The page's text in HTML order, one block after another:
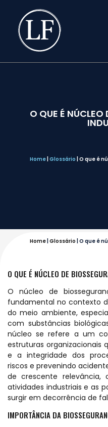
O QUE É
Home| Glossário O que é
Home| Glossário O que é
O QUE É NÚCLEO DE
O núcleo de
fundamental no contexto
do meio ambiente,
com substâncias
núcleo se refere a um
estruturas organizacionais
e a integridade dos
riscos e prevenindo
de crescente relevância,
atividades industriais e as
surgir em decorrência de
IMPORTÂNCIA DA